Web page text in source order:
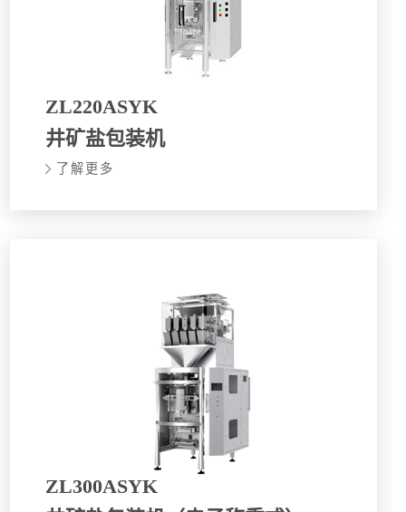
ZL220ASYK
井矿盐包装机
了解更多
ZL300ASYK